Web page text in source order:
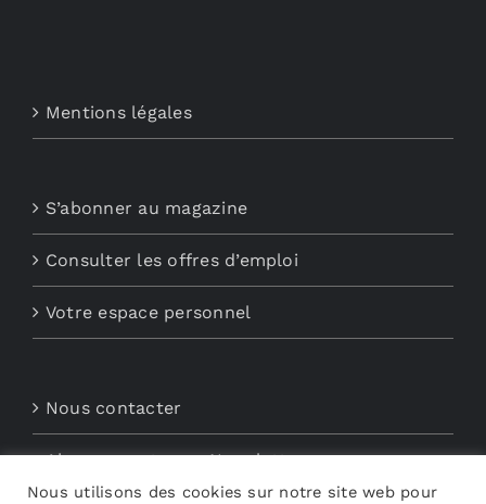
Mentions légales
S’abonner au magazine
Consulter les offres d’emploi
Votre espace personnel
Nous contacter
Abonnements aux Newsletters
Nous utilisons des cookies sur notre site web pour